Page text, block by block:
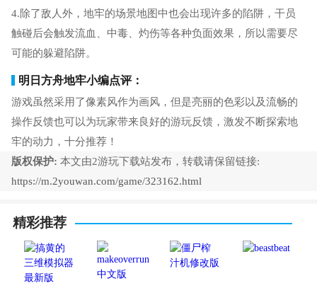
4.除了敌人外，地牢的场景地图中也会出现许多的陷阱，干员
触碰后会触发流血、中毒、灼伤等各种负面效果，所以需要尽
可能的躲避陷阱。
明日方舟地牢小编点评：
游戏虽然采用了像素风作为画风，但是亮丽的色彩以及流畅的
操作反馈也可以为玩家带来良好的游玩反馈，激发不断探索地
牢的动力，十分推荐！
版权保护: 本文由2游玩下载站发布，转载请保留链接:
https://m.2youwan.com/game/323162.html
精彩推荐